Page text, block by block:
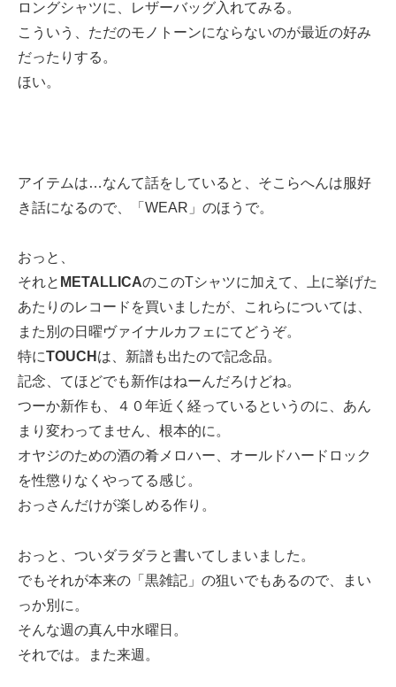
ロングシャツに、レザーバッグ入れてみる。
こういう、ただのモノトーンにならないのが最近の好み
だったりする。
ほい。
アイテムは…なんて話をしていると、そこらへんは服好
き話になるので、「WEAR」のほうで。
おっと、
それと METALLICAのこのTシャツに加えて、上に挙げた
あたりのレコードを買いましたが、これらについては、
また別の日曜ヴァイナルカフェにてどうぞ。
特にTOUCH は、新譜も出たので記念品。
記念、てほどでも新作はねーんだろけどね。
つーか新作も、４０年近く経っているというのに、あん
まり変わってません、根本的に。
オヤジのための酒の肴メロハー、オールドハードロック
を性懲りなくやってる感じ。
おっさんだけが楽しめる作り。
おっと、ついダラダラと書いてしまいました。
でもそれが本来の「黒雑記」の狙いでもあるので、まい
っか別に。
そんな週の真ん中水曜日。
それでは。また来週。